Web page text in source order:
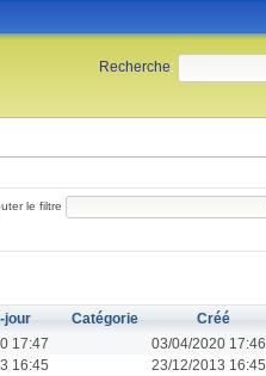
Recherche:
le filtre
jour Catégorie
Créé
17:47
03/04/2020 17:46
16:45 23/12/2013 16:45